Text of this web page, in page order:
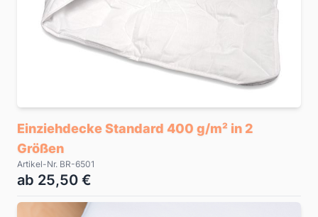
Einziehdecke Standard 400 g/m² in 2
Größen
Artikel-Nr. BR-6501
ab 25,50 €